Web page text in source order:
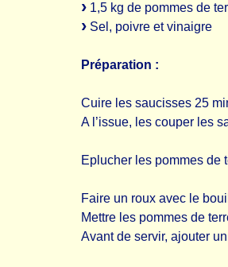
1,5 kg de pommes de
Sel, poivre et vinaigre
Préparation :
Cuire les saucisses 25
A l’issue, les couper les
Eplucher les pommes de
Faire un roux avec le
Mettre les pommes de
Avant de servir, ajouter